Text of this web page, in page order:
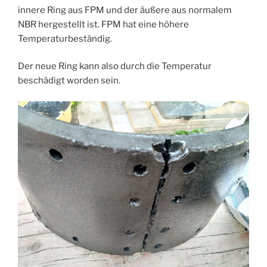
innere Ring aus FPM und der äußere aus normalem
NBR hergestellt ist. FPM hat eine höhere
Temperaturbeständig.
Der neue Ring kann also durch die Temperatur
beschädigt worden sein.